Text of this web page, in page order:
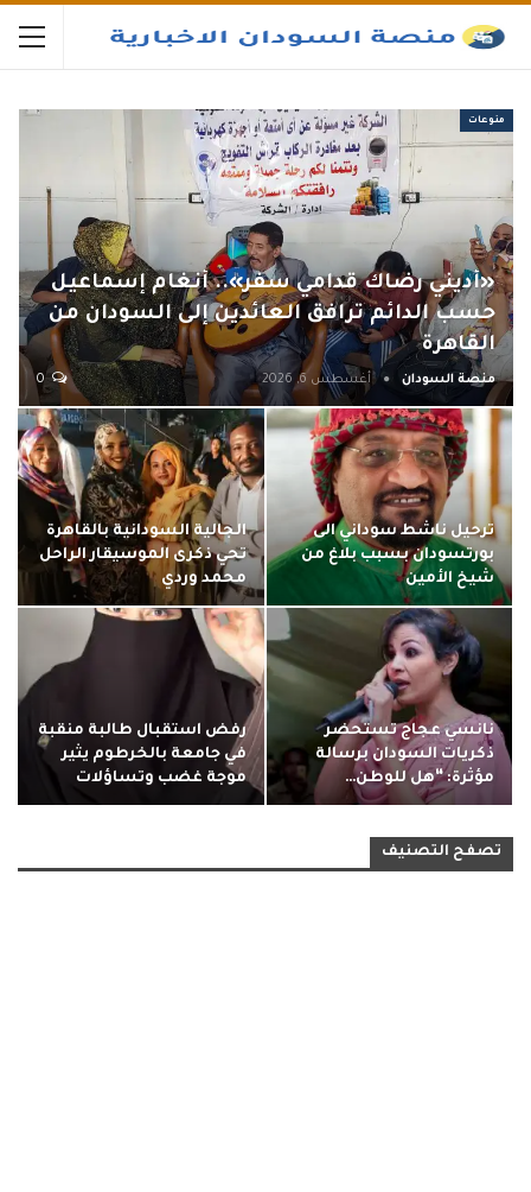
منوعات
«أديني رضاك قدامي سفر».. أنغام إسماعيل
حسب الدائم ترافق العائدين إلى السودان من
القاهرة
منصة السودان أغسطس 6, 2026 0
ترحيل ناشط سوداني الى
بورتسودان بسبب بلاغ من
شيخ الأمين
الجالية السودانية بالقاهرة
تحي ذكرى الموسيقار الراحل
محمد وردي
نانسي عجاج تستحضر
ذكريات السودان برسالة
مؤثرة: “هل للوطن…
رفض استقبال طالبة منقبة
في جامعة بالخرطوم يثير
موجة غضب وتساؤلات
تصفح التصنيف